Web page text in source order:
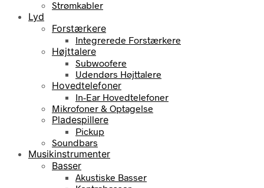
Strømkabler
Lyd
Forstærkere
Integrerede Forstærkere
Højttalere
Subwoofere
Udendørs Højttalere
Hovedtelefoner
In-Ear Hovedtelefoner
Mikrofoner & Optagelse
Pladespillere
Pickup
Soundbars
Musikinstrumenter
Basser
Akustiske Basser